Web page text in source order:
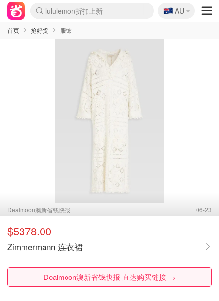
lululemon折扣上新
Sasa美妆护肤3.5折
SSENSE年中3折
FreshBeauty好价汇总
Cettire降价+叠9折
WWS Coles超市实拍
viagogo二手票捡漏
Myer超级周末1折
The Outnet奢牌1折起
David Jones 3折起
Flannels大牌1折
Perfumes Club护肤1折
AMIRO返校季6.2折
Amazon折扣汇总
eToro入金$200送$50
Amazon数码好物
ICONIC本周7.5折
ThedoubleF高奢地板价
Moose Knuckles 6折
丝芙兰5折起
EUFY官网3.7折起
Selenichast首饰2折
Trip机票酒店促销
YSL送5件彩妆礼
Amazon家居好物
Amazon美妆护肤
雅漾大喷$8
过敏原检测盒$33
伊索独家赠50ml沐浴露
科颜氏清仓3折
SEALIFE海洋馆门票6折
丝塔芙大白罐$16
订阅Newsletter送香薰
Cult Beauty 6.8折
Harrods圣诞日历2.3折
LN-CC奢牌私促3折
d'Alba空姐喷雾$16
EVE LOM套装逆天2折
Bernardelli独家4折
Adore Beauty 6折起
CT圣诞日历
Mytheresa奢品2.7折
Luxury Escapes 9折
Currentbody美容仪9折
MOON Garden Live
Roborock扫地机3.7折
Tingo Life水杯$24
Valentino官网5折
CR洗发护发6.3折
修丽可套装7.4折
Myer彩妆2件7折
GANNI官网4.5折
Stylevana韩妆4折
Tessabit高奢8.5折
OGX洗护4折
Amazon阿德莱德次日达
卡诗8.5折+赠礼
Philips Hue灯具8折
🇦🇺
AU
首页 抢好货 服饰
Dealmoon澳新省钱快报 06-23
$5378.00
Zimmermann 连衣裙
Dealmoon澳新省钱快报 直达购买链接 →